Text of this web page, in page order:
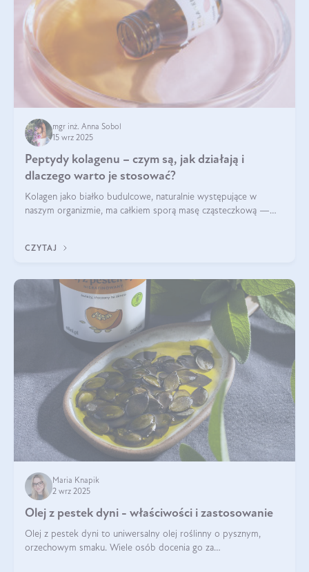
mgr inż. Anna Sobol
15 wrz 2025
Peptydy kolagenu – czym są, jak działają i
dlaczego warto je stosować?
Kolagen jako białko budulcowe, naturalnie występujące w
naszym organizmie, ma całkiem sporą masę cząsteczkową —
bardziej biodostępny
CZYTAJ
Maria Knapik
2 wrz 2025
Olej z pestek dyni - właściwości i zastosowanie
Olej z pestek dyni to uniwersalny olej roślinny o pysznym,
orzechowym smaku. Wiele osób docenia go za